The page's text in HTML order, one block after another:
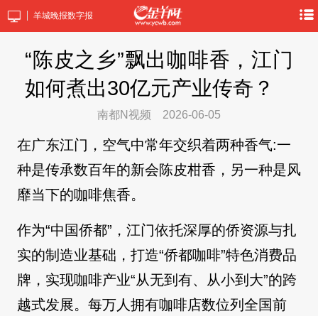
羊城晚报数字报
“陈皮之乡”飘出咖啡香，江门
如何煮出30亿元产业传奇？
南都N视频 2026-06-05
在广东江门，空气中常年交织着两种香气:一
种是传承数百年的新会陈皮柑香，另一种是风
靡当下的咖啡焦香。
作为“中国侨都”，江门依托深厚的侨资源与扎
实的制造业基础，打造“侨都咖啡”特色消费品
牌，实现咖啡产业“从无到有、从小到大”的跨
越式发展。每万人拥有咖啡店数位列全国前